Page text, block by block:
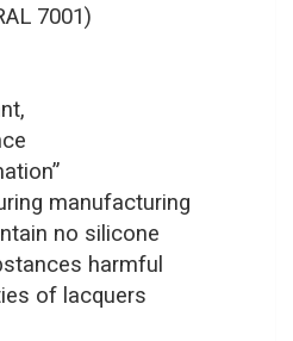
7001)
manufacturing
no silicone
harmful
of lacquers